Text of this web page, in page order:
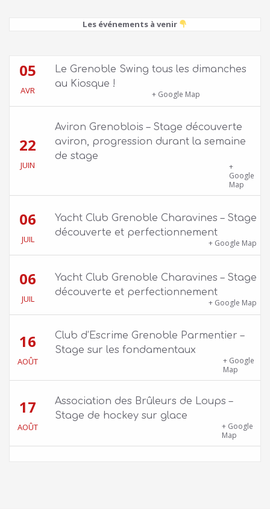
Les événements à venir
05
AVR
Le Grenoble Swing tous les dimanches
au Kiosque !
+ Google Map
22
JUIN
Aviron Grenoblois – Stage découverte
aviron, progression durant la semaine
de stage
+
Google
Map
06
JUIL
Yacht Club Grenoble Charavines – Stage
découverte et perfectionnement
+ Google Map
06
JUIL
Yacht Club Grenoble Charavines – Stage
découverte et perfectionnement
+ Google Map
16
AOÛT
Club d’Escrime Grenoble Parmentier –
Stage sur les fondamentaux
+ Google
Map
17
AOÛT
Association des Brûleurs de Loups –
Stage de hockey sur glace
+ Google
Map